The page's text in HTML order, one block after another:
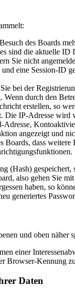
des Boards
sind die aktuelle
Sie nicht
eine Session-ID
bei der
durch den
erstellen, so
Die IP-Adresse
angezeigt und
Boards, dass
(Hash)
also gehen Sie
haben, so
generiertes
und oben
einer
Browser-Kennung
Daten